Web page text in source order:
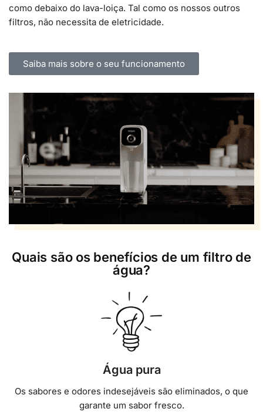
como debaixo do lava-loiça. Tal como os nossos outros
filtros, não necessita de eletricidade.
Saiba mais sobre o seu funcionamento
Quais são os benefícios de um filtro de
água?
Água pura
Os sabores e odores indesejáveis são eliminados, o que
garante um sabor fresco.